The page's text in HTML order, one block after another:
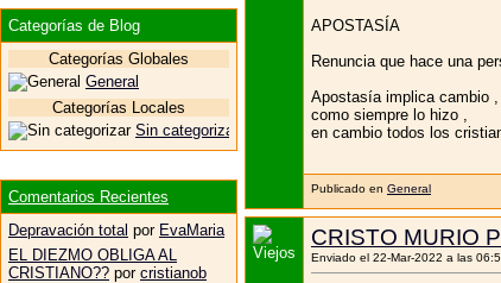
APOSTASÍA
Renuncia que hace una
Apostasía implica cambio
como siempre lo hizo ,
en cambio todos los
Publicado en General
CRISTO MURIO
Enviado el 22-Mar-2022 a las
Categorías de Blog
Categorías Globales
General
Categorías Locales
Sin categorizar
Comentarios Recientes
Depravación total por EvaMaria
EL DIEZMO OBLIGA AL
CRISTIANO?? por cristianob